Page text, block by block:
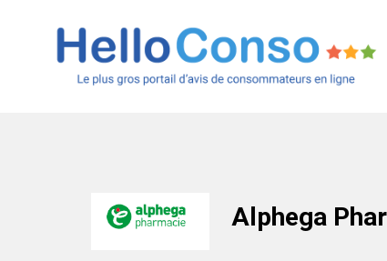
Alphega